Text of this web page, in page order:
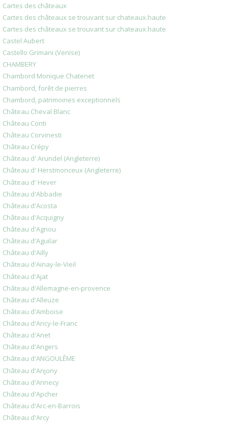
Cartes des châteaux
Cartes des châteaux se trouvant sur chateaux.haute
Cartes des châteaux se trouvant sur chateaux.haute
Castel Aubert
Castello Grimani (Venise)
CHAMBERY
Chambord Monique Chatenet
Chambord, forêt de pierres
Chambord, patrimoines exceptionnels
Château Cheval Blanc
Château Conti
Château Corvinesti
Château Crépy
Château d' Arundel (Angleterre)
Château d' Herstmonceux (Angleterre)
Château d' Hever
Château d'Abbadie
Château d'Acosta
Château d'Acquigny
Château d'Agnou
Château d'Aguilar
Château d'Ailly
Château d'Ainay-le-Vieil
Château d'Ajat
Château d'Allemagne-en-provence
Château d'Alleuze
Château d'Amboise
Château d'Ancy-le-Franc
Château d'Anet
Château d'Angers
Château d'ANGOULÊME
Château d'Anjony
Château d'Annecy
Château d'Apcher
Château d'Arc-en-Barrois
Château d'Arcy